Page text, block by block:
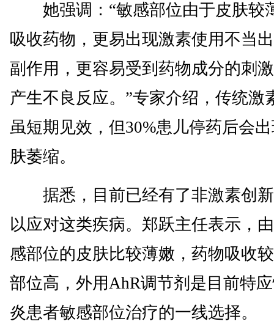
她强调：“敏感部位由于皮肤较
吸收药物，更易出现激素使用不当
副作用，更容易受到药物成分的刺
产生不良反应。”专家介绍，传统激
虽短期见效，但30%患儿停药后会
肤萎缩。
据悉，目前已经有了非激素创
以应对这类疾病。郑跃主任表示，
感部位的皮肤比较薄嫩，药物吸收
部位高，外用AhR调节剂是目前特
炎患者敏感部位治疗的一线选择。